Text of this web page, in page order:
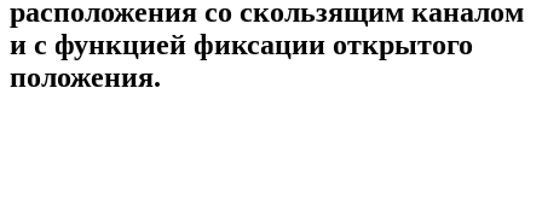
расположения со скользящим каналом
и с функцией фиксации открытого
положения.